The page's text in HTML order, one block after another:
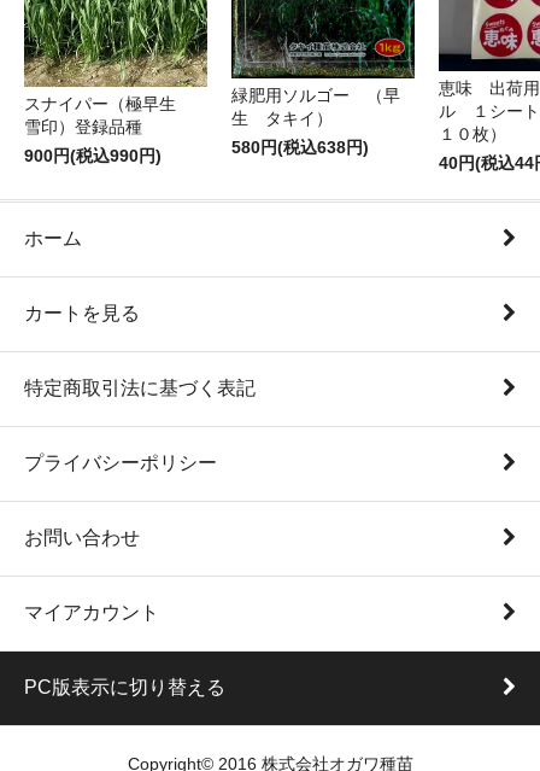
スナイパー（極早生
雪印）登録品種
900円(税込990円)
緑肥用ソルゴー （早
生 タキイ）
580円(税込638円)
恵味 出荷
ル １シート
１０枚）
40円(税込44
ホーム
カートを見る
特定商取引法に基づく表記
プライバシーポリシー
お問い合わせ
マイアカウント
PC版表示に切り替える
Copyright© 2016 株式会社オガワ種苗